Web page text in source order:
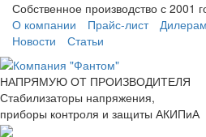
Собственное производство с 2001
О компании
Прайс-лист Дилерам
Новости
Статьи
НАПРЯМУЮ ОТ ПРОИЗВОДИТЕЛЯ
Стабилизаторы напряжения,
приборы контроля и защиты АКИПиА